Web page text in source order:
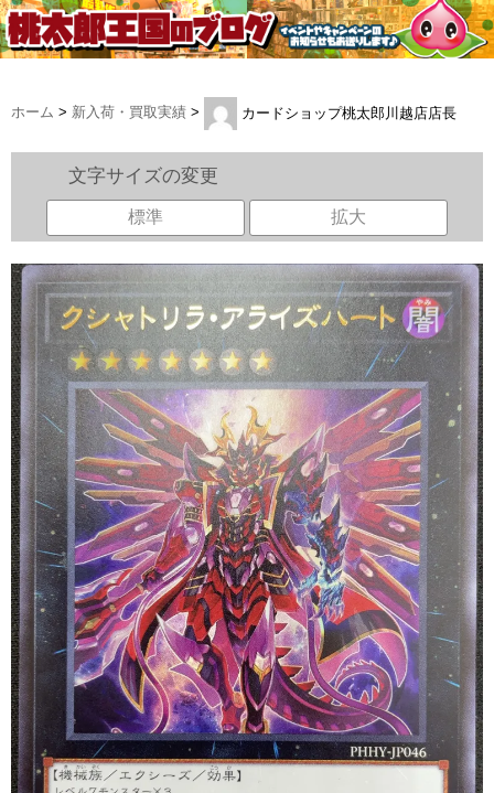
ホーム > 新入荷・買取実績 > カードショップ桃太郎川越店店長
文字サイズの変更
標準 拡大